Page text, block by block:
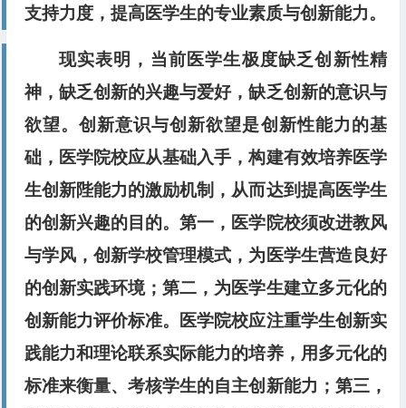
支持力度，提高医学生的专业素质与创新能力。
现实表明，当前医学生极度缺乏创新性精
神，缺乏创新的兴趣与爱好，缺乏创新的意识与
欲望。创新意识与创新欲望是创新性能力的基
础，医学院校应从基础入手，构建有效培养医学
生创新陛能力的激励机制，从而达到提高医学生
的创新兴趣的目的。第一，医学院校须改进教风
与学风，创新学校管理模式，为医学生营造良好
的创新实践环境；第二，为医学生建立多元化的
创新能力评价标准。医学院校应注重学生创新实
践能力和理论联系实际能力的培养，用多元化的
标准来衡量、考核学生的自主创新能力；第三，